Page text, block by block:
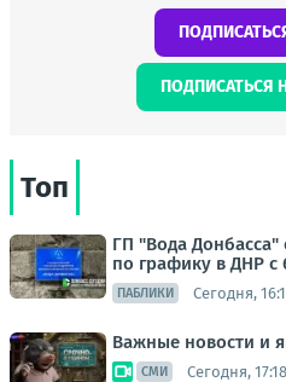
ПОДПИСАТЬСЯ
Топ
ГП "Вода Донбасса"
по графику в ДНР с
ПАБЛИКИ Сегодня,
Важные новости и
СМИ Сегодня, 17:18